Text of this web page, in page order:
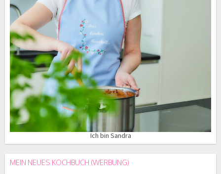
Ich bin Sandra
MEIN NEUES KOCHBUCH (WERBUNG)